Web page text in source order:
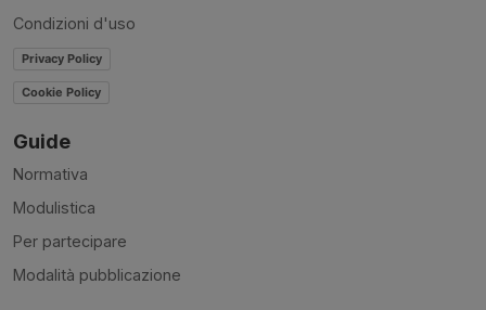
Condizioni d'uso
Privacy Policy
Cookie Policy
Guide
Normativa
Modulistica
Per partecipare
Modalità pubblicazione